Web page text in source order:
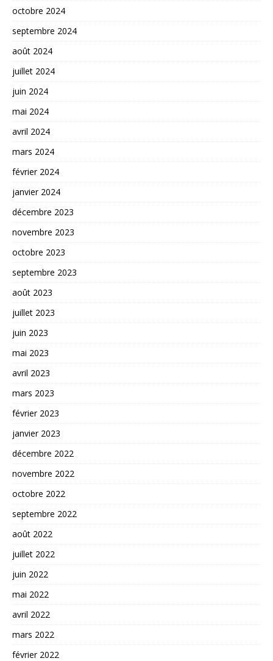
octobre 2024
septembre 2024
août 2024
juillet 2024
juin 2024
mai 2024
avril 2024
mars 2024
février 2024
janvier 2024
décembre 2023
novembre 2023
octobre 2023
septembre 2023
août 2023
juillet 2023
juin 2023
mai 2023
avril 2023
mars 2023
février 2023
janvier 2023
décembre 2022
novembre 2022
octobre 2022
septembre 2022
août 2022
juillet 2022
juin 2022
mai 2022
avril 2022
mars 2022
février 2022